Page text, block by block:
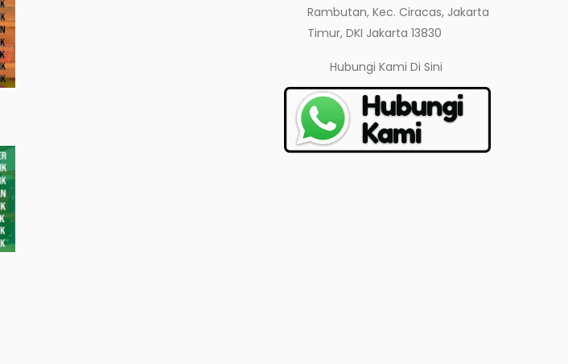
Rambutan, Kec. Ciracas, Jakarta
Timur, DKI Jakarta 13830
Hubungi KamiDi Sini